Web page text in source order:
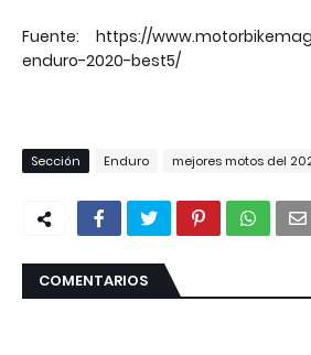
Fuente: https://
enduro-2020-best5/
Sección Enduro mejores motos del
COMENTARIOS